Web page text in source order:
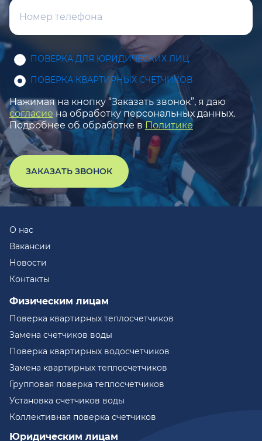
ПОВЕРКА ДЛЯ ЮРИДИЧЕСКИХ ЛИЦ
ПОВЕРКА КВАРТИРНЫХ СЧЕТЧИКОВ
Нажимая на кнопку “Заказать звонок”, я даю
согласие на обработку персональных данных.
Подробнее об обработке в Политике
ЗАКАЗАТЬ ЗВОНОК
О нас
Вакансии
Новости
Контакты
Физическим лицам
Поверка квартирных теплосчетчиков
Замена счетчиков воды
Поверка квартирных водосчетчиков
Замена квартирных теплосчетчиков
Групповая поверка теплосчетчиков
Установка счетчиков воды
Коллективная поверка счетчиков
Юридическим лицам